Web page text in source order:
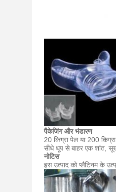
पैकेजिंग और भंडारण
20 किग्रा पेल या 200
सीधे धूप से बाहर एक शांत,
नोटिस
इस उत्पाद को प्लैटिनम के